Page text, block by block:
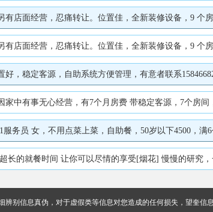
店面经营，忍痛转让。位置佳，全新装修设备，9 个
店面经营，忍痛转让。位置佳，全新装修设备，9 个房间
，稳定客源，自助系统方便管理，有意者联系
中有事无心经营，有7个月房费 带稳定客源，7个房间，每
务员 女，不用点菜上菜，自助餐，50岁以下4500，
长的就餐时间 让你可以尽情的享受[烟花] 慢慢的研究
别信息真伪，对于虚假类等信息对您造成的任何损失，望奎信